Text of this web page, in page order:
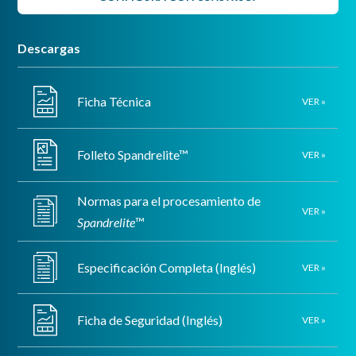
Grandes
Tratamiento térmico para el desempeño
Al elegir vidrio Spandrelite™ de Vitro Vidrio
Arquitectónico tendrás un producto listo para
templarse expandiendo su durabilidad y resistencia, lo
que representaahorros significativos en tiempos y
procesos de producción. ¿El resultado? Diseños
arquitectónicos estéticamente vanguardistas y
elegantes con un producto de calidad y amigable con el
medio ambiente.
Impulsa el Diseño Sustentable
Descargas
Ficha Técnica VER »
Folleto Spandrelite™ VER »
Normas para el procesamiento de
Spandrelite™
VER »
Especificación Completa (Inglés) VER »
Ficha de Seguridad (Inglés) VER »